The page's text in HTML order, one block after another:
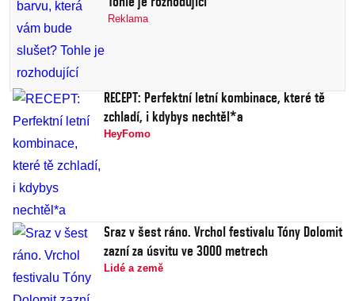
Reklama
RECEPT: Perfektní letní kombinace, které tě
zchladí, i kdybys nechtěl*a
HeyFomo
Sraz v šest ráno. Vrchol festivalu Tóny Dolomit
zazní za úsvitu ve 3000 metrech
Lidé a země